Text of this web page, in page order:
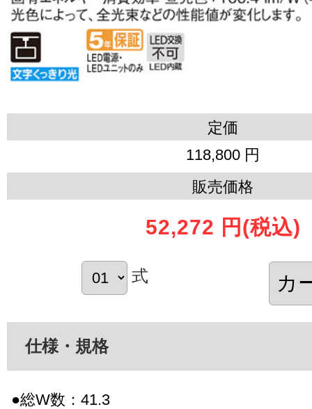
定価
118,800 円
販売価格
52,272 円 (税込)
式
仕様・規格
●総W数：41.3